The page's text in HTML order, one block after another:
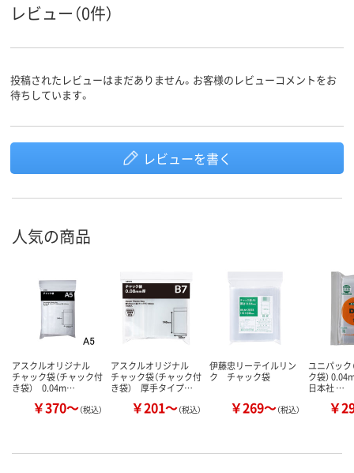
レビュー（0件）
投稿されたレビューはまだありません。お客様のレビューコメントをお
待ちしています。
レビューを書く
人気の商品
アスクルオリジナル
チャック袋（チャック付
き袋） 0.04m…
￥370～（税込）
アスクルオリジナル
チャック袋（チャック付
き袋） 厚手タイプ…
￥201～（税込）
伊藤忠リーテイルリン
ク チャック袋
￥269～（税込）
ユニパック
ク袋）
日本社 …
￥